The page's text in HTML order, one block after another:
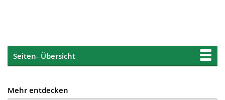
Seiten- Übersicht
Mehr entdecken